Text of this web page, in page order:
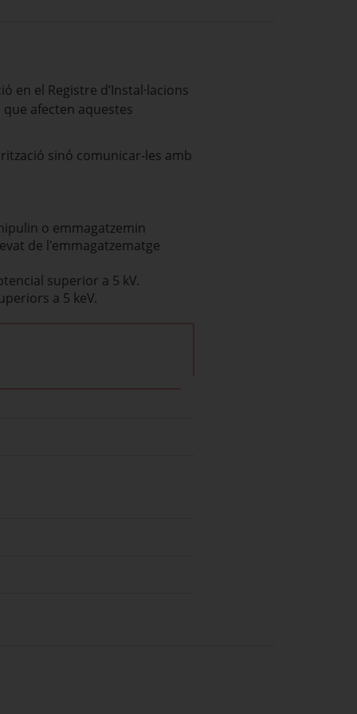
en el Registre d’Instal·lacions
afecten aquestes
sinó comunicar-les amb
o emmagatzemin
de l'emmagatzematge
superior a 5 kV.
a 5 keV.